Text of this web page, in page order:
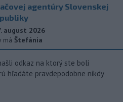
agentúry Slovenskej
august 2026
má Štefánia
odkaz na ktorý ste boli
hľadáte pravdepodobne nikdy